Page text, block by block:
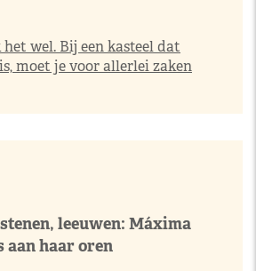
wel. Bij een kasteel dat
moet je voor allerlei zaken
leeuwen: Máxima
aan haar oren